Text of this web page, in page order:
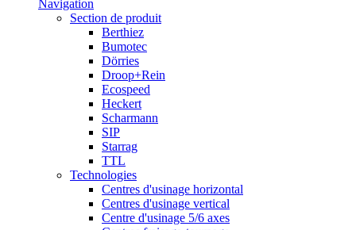
Navigation
Section de produit
Berthiez
Bumotec
Dörries
Droop+Rein
Ecospeed
Heckert
Scharmann
SIP
Starrag
TTL
Technologies
Centres d'usinage horizontal
Centres d'usinage vertical
Centre d'usinage 5/6 axes